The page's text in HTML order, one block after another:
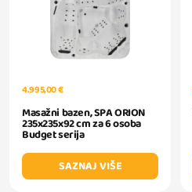
4.995,00 €
Masažni bazen, SPA ORION
235x235x92 cm za 6 osoba
Budget serija
SAZNAJ VIŠE